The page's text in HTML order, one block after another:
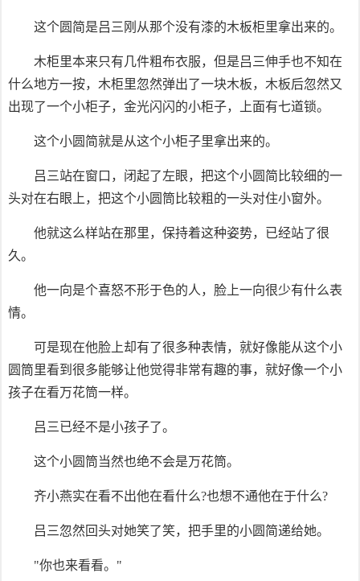
这个圆简是吕三刚从那个没有漆的木板柜里拿出来的。
木柜里本来只有几件粗布衣服，但是吕三伸手也不知在
什么地方一按，木柜里忽然弹出了一块木板，木板后忽然又
出现了一个小柜子，金光闪闪的小柜子，上面有七道锁。
这个小圆简就是从这个小柜子里拿出来的。
吕三站在窗口，闭起了左眼，把这个小圆简比较细的一
头对在右眼上，把这个小圆筒比较粗的一头对住小窗外。
他就这么样站在那里，保持着这种姿势，已经站了很
久。
他一向是个喜怒不形于色的人，脸上一向很少有什么表
情。
可是现在他脸上却有了很多种表情，就好像能从这个小
圆筒里看到很多能够让他觉得非常有趣的事，就好像一个小
孩子在看万花筒一样。
吕三已经不是小孩子了。
这个小圆筒当然也绝不会是万花筒。
齐小燕实在看不出他在看什么?也想不通他在于什么?
吕三忽然回头对她笑了笑，把手里的小圆简递给她。
"你也来看看。"